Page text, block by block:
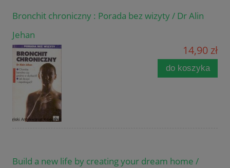
Bronchit chroniczny : Porada bez wizyty / Dr Alin
Jehan
14,90 zł
do koszyka
Build a new life by creating your dream home /